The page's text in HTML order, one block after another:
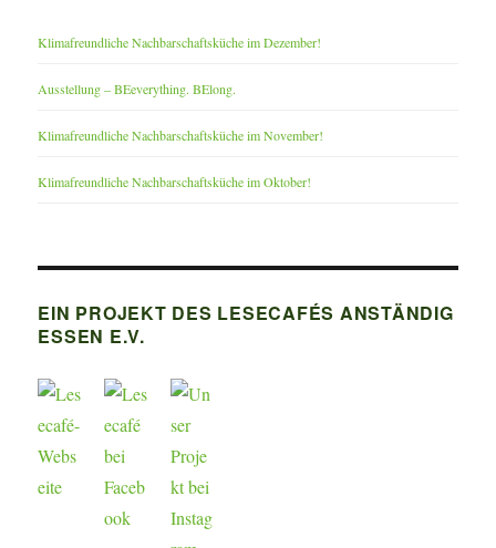
Klimafreundliche Nachbarschaftsküche im Dezember!
Ausstellung – BEeverything. BElong.
Klimafreundliche Nachbarschaftsküche im November!
Klimafreundliche Nachbarschaftsküche im Oktober!
EIN PROJEKT DES LESECAFÉS ANSTÄNDIG
ESSEN E.V.